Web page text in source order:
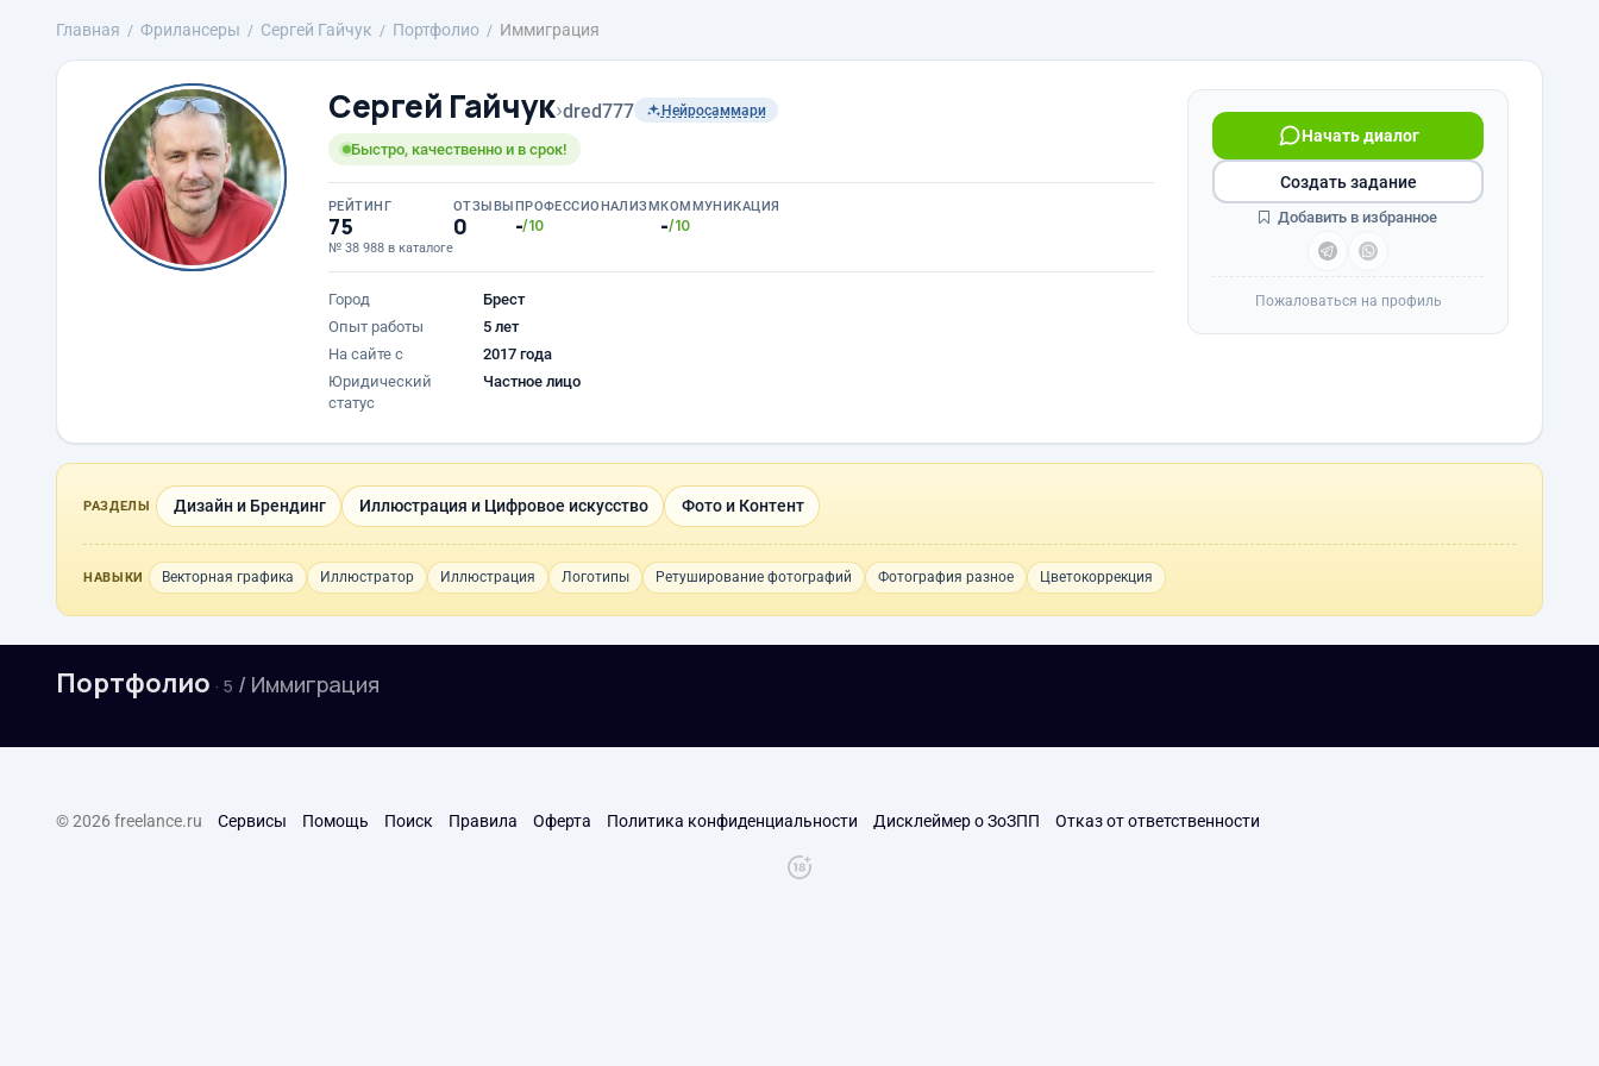
Главная Фрилансеры Сергей Гайчук Портфолио Иммиграция
Сергей Гайчук›dred777 Нейросаммари
Быстро, качественно и в срок!
РЕЙТИНГ
75
№ 38 988 в каталоге
ОТЗЫВЫ
0
ПРОФЕССИОНАЛИЗМ
-/10
КОММУНИКАЦИЯ
-/10
Город
Брест
Опыт работы
5 лет
На сайте с
2017 года
Юридический
статус
Частное лицо
Начать диалог
Создать задание
Добавить в избранное
Пожаловаться на профиль
РАЗДЕЛЫ Дизайн и Брендинг Иллюстрация и Цифровое искусство Фото и Контент
НАВЫКИ Векторная графика Иллюстратор Иллюстрация Логотипы Ретуширование фотографий Фотография разное Цветокоррекция
Портфолио · 5 / Иммиграция
© 2026 freelance.ru Сервисы Помощь Поиск Правила Оферта Политика конфиденциальности Дисклеймер о ЗоЗПП Отказ от ответственности